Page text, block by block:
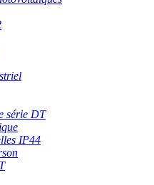
série DT
IP44